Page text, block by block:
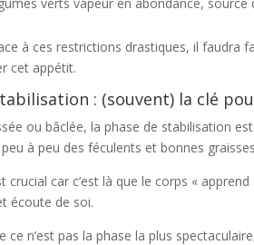
à ces restrictions drastiques, il faudra
cet appétit.
: (souvent) la clé
ou bâclée, la phase de stabilisation
à peu des féculents et bonnes
crucial car c’est là que le corps «
écoute de soi.
ce n’est pas la phase la plus